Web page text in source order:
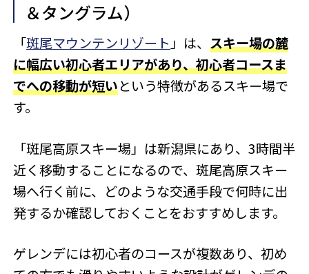
＆タングラム）
「斑尾マウンテンリゾート」は、スキー場の麓
に幅広い初心者エリアがあり、初心者コースま
でへの移動が短いという特徴があるスキー場で
す。
「斑尾高原スキー場」は新潟県にあり、3時間半
近く移動することになるので、斑尾高原スキー
場へ行く前に、どのような交通手段で何時に出
発するか確認しておくことをおすすめします。
ゲレンデには初心者のコースが複数あり、初め